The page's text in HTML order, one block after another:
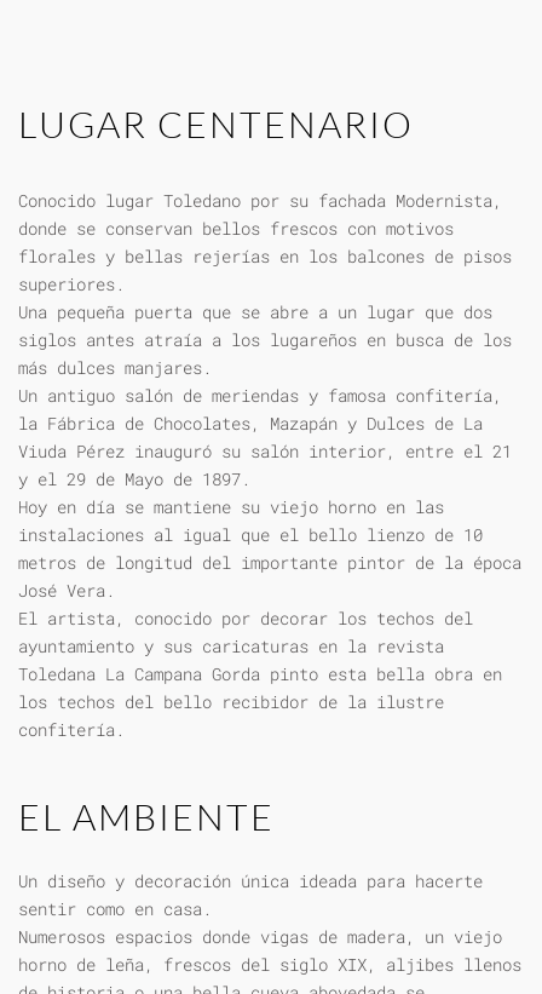
LUGAR CENTENARIO
Conocido lugar Toledano por su fachada Modernista,
donde se conservan bellos frescos con motivos
florales y bellas rejerías en los balcones de pisos
superiores.
Una pequeña puerta que se abre a un lugar que dos
siglos antes atraía a los lugareños en busca de los
más dulces manjares.
Un antiguo salón de meriendas y famosa confitería,
la Fábrica de Chocolates, Mazapán y Dulces de La
Viuda Pérez inauguró su salón interior, entre el 21
y el 29 de Mayo de 1897.
Hoy en día se mantiene su viejo horno en las
instalaciones al igual que el bello lienzo de 10
metros de longitud del importante pintor de la época
José Vera.
El artista, conocido por decorar los techos del
ayuntamiento y sus caricaturas en la revista
Toledana La Campana Gorda pinto esta bella obra en
los techos del bello recibidor de la ilustre
confitería.
EL AMBIENTE
Un diseño y decoración única ideada para hacerte
sentir como en casa.
Numerosos espacios donde vigas de madera, un viejo
horno de leña, frescos del siglo XIX, aljibes llenos